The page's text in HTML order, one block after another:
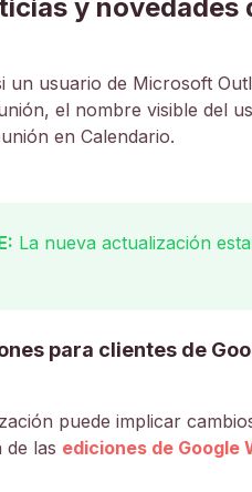
y novedades
un usuario de Microsoft
el nombre visible del
en Calendario.
La nueva actualización
para clientes de
puede implicar
de las ediciones de Google